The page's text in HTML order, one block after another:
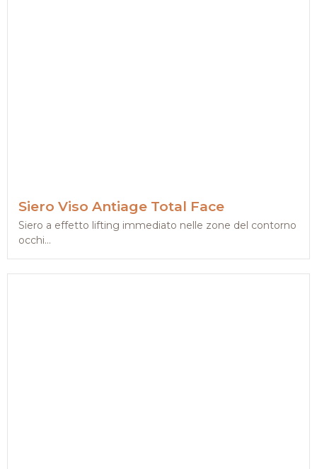
Siero Viso Antiage Total Face
Siero a effetto lifting immediato nelle zone del contorno
occhi...